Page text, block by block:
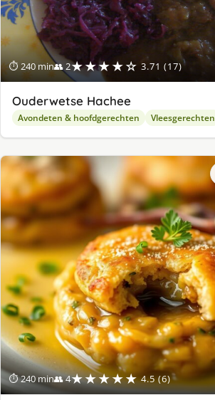
⏱ 240 min👥 2★★★★☆ 3.71 (17)
Ouderwetse Hachee
Avondeten & hoofdgerechten Vleesgerechten
⏱ 240 min👥 4★★★★★ 4.5 (6)